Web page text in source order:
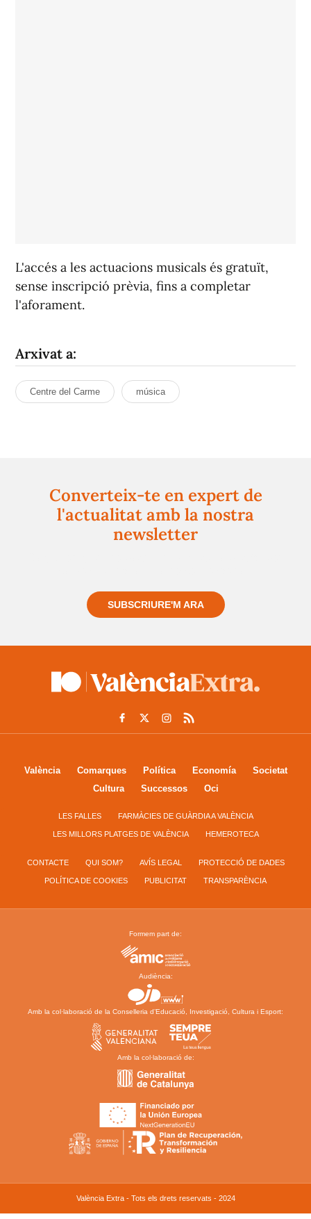
L'accés a les actuacions musicals és gratuït,
sense inscripció prèvia, fins a completar
l'aforament.
Arxivat a:
Centre del Carme música
Converteix-te en expert de
l'actualitat amb la nostra
newsletter
SUBSCRIURE'M ARA
València Comarques Política Economía
Societat
Cultura
Successos Oci
LES FALLES FARMÀCIES DE GUÀRDIA A VALÈNCIA
LES MILLORS PLATGES DE VALÈNCIA HEMEROTECA
CONTACTE QUI SOM? AVÍS LEGAL PROTECCIÓ DE DADES
POLÍTICA DE COOKIES PUBLICITAT TRANSPARÈNCIA
Formem part de:
Audiència:
Amb la col·laboració de la Conselleria d’Educació, Investigació, Cultura i Esport:
Amb la col·laboració de:
València Extra - Tots els drets reservats - 2024